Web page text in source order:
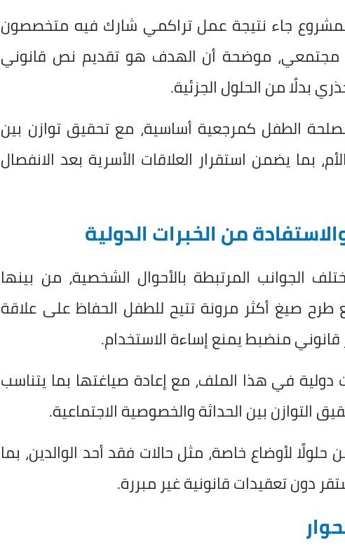
جاء نتيجة عمل تراكمي شارك فيه متخصصون
مجتمعي، موضحة أن الهدف هو تقديم نص قانوني
بدلًا من الحلول الجزئية.
الطفل كمرجعية أساسية، مع تحقيق توازن بين
بما يضمن استقرار العلاقات الأسرية بعد الانفصال
من الخبرات الدولية
الجوانب المرتبطة بالأحوال الشخصية، من بينها
طرح صيغ أكثر مرونة تتيح للطفل الحفاظ على علاقة
قانوني منضبط يمنع إساءة الاستخدام.
دولية في هذا الملف، مع إعادة صياغتها بما يتناسب
التوازن بين الحداثة والخصوصية الاجتماعية.
لأوضاع خاصة، مثل حالات فقد أحد الوالدين، بما
دون تعقيدات قانونية غير مبررة.